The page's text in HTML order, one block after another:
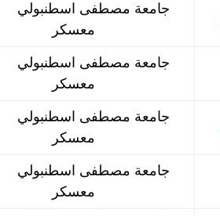
جامعة مصطفى اسطنبولي
جامعة مصطفى اسطنبولي
جامعة مصطفى اسطنبولي
جامعة مصطفى اسطنبولي